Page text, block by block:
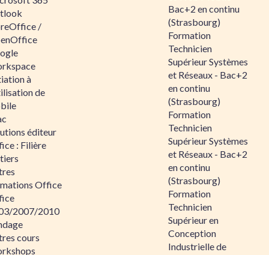
/
à
de
éditeur
: Filière
Office
2007/2010
cours
Bac+2 en continu
(Strasbourg)
Formation
Technicien
Supérieur Systèmes
et Réseaux - Bac+2
en continu
(Strasbourg)
Formation
Technicien
Supérieur Systèmes
et Réseaux - Bac+2
en continu
(Strasbourg)
Formation
Technicien
Supérieur en
Conception
Industrielle de